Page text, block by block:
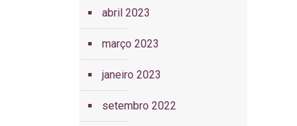
abril 2023
março 2023
janeiro 2023
setembro 2022